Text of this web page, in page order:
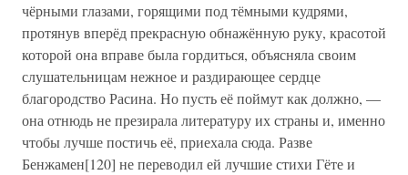
чёрными глазами, горящими под тёмными кудрями,
протянув вперёд прекрасную обнажённую руку, красотой
которой она вправе была гордиться, объясняла своим
слушательницам нежное и раздирающее сердце
благородство Расина. Но пусть её поймут как должно, —
она отнюдь не презирала литературу их страны и, именно
чтобы лучше постичь её, приехала сюда. Разве
Бенжамен[120] не переводил ей лучшие стихи Гёте и